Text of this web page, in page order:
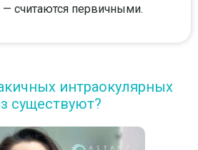
— считаются первичными.
интраокулярных
существуют?